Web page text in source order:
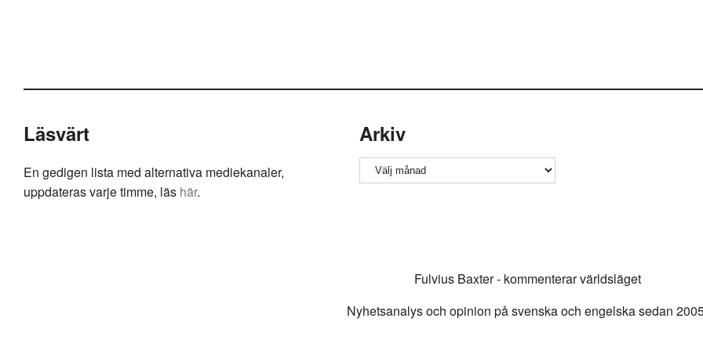
Läsvärt
En gedigen lista med alternativa mediekanaler,
uppdateras varje timme, läs här.
Arkiv
Arkiv
Fulvius Baxter - kommenterar världsläget
Nyhetsanalys och opinion på svenska och engelska sedan